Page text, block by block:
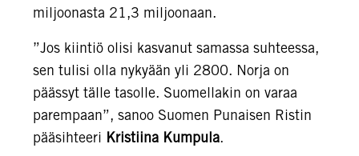
miljoonasta 21,3 miljoonaan.
”Jos kiintiö olisi kasvanut samassa suhteessa,
sen tulisi olla nykyään yli 2800. Norja on
päässyt tälle tasolle. Suomellakin on varaa
parempaan”, sanoo Suomen Punaisen Ristin
pääsihteeri Kristiina Kumpula.